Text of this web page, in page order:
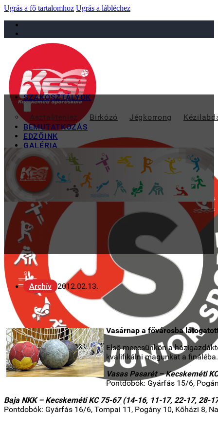
Ugrás a fő tartalomhoz Ugrás a lábléchez
sportiskola@juniorsportkft.hu
SZAKOSZTÁLYOK
Asztalitenisz Birkózó Jégkorrong
BEMUTATKOZÁS
EDZŐINK
GALÉRIA
TAO
KAPCSOLAT
Archív 2012.02.13.
Vasárnap a fővárosba
Első meccsünkön a
kvalifikálni magunkat a fináléba.
Vasas Pasarét – Kecskeméti
Pontdobók: Gyárfás 15/6,
Baja NKK – Kecskeméti KC 75-67 (14-16, 11-17, 22-17, 28-
Pontdobók: Gyárfás 16/6, Tompai 11, Pogány 10, Kőházi 8,